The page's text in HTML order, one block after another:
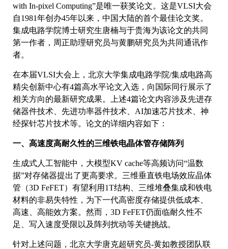
with In-pixel Computing”是唯一获奖论文。这是VLSI大会
自1981年创办45年以来，中国大陆的首个最佳论文奖。
集成电路学院博士研究生唐楠与于贵海为该论文的共同
第一作者，周正助理研究员与黄鹏研究员为共同通讯作
者。
在本届VLSI大会上，北京大学集成电路学院/集成电路高
精尖创新中心有4篇高水平论文入选，向国际同行展示了
相关方向的最新研究成果。上述4篇论文内容涉及先进存
储器件技术、先进功率器件技术、AI加速芯片技术、神
经探针芯片技术等。论文的详细内容如下：
一、高速度高耐久性的三维铁电晶体管存储阵列
生成式人工智能中，大模型KV cache等高频访问“温数
据”对存储器提出了更高要求。三维垂直铁电场效应晶体
管（3D FeFET）有望利用1T结构、三维堆叠集成和铁电
材料的非易失特性，为下一代高密度存储提供低成本、
高速、高能效方案。然而，3D FeFET仍面临耐久性不
足、写入速度受限以及阵列扰动等关键挑战。
针对上述问题，北京大学唐克超研究员-黄如教授团队联